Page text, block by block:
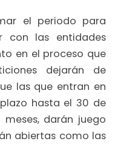
el periodo para
con las entidades
en el proceso que
dejarán de
las que entran en
hasta el 30 de
darán juego
abiertas como las